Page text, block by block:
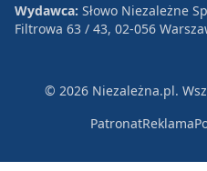
Wydawca: Słowo Niezależne
Filtrowa 63 / 43, 02-056
© 2026 Niezależna.pl.
PatronatReklama